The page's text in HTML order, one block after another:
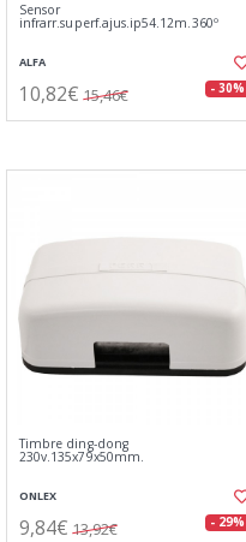
Sensor
infrarr.superf.ajus.ip54.12m.360º
ALFA
10,82€ 15,46€ - 30%
Timbre ding-dong
230v.135x79x50mm.
ONLEX
9,84€ 13,92€ - 29%